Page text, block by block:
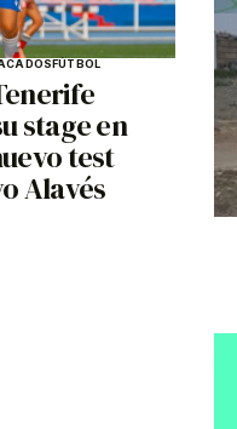
FÚTBOL
stage en
test
Alavés